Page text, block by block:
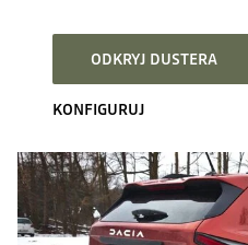
ODKRYJ DUSTERA
KONFIGURUJ